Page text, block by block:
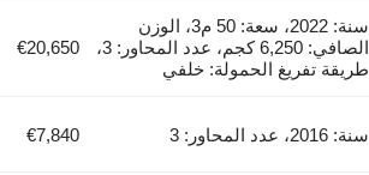
سنة: 2022، سعة: 50 م3، الوزن
الصافي: 6,250 كجم، عدد المحاور: 3،
طريقة تفريغ الحمولة: خلفي
€20,650
سنة: 2016، عدد المحاور: 3 €7,840